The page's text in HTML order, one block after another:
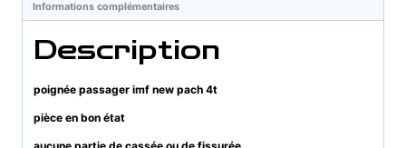
Informations complémentaires
Description
poignée passager imf new pach 4t
pièce en bon état